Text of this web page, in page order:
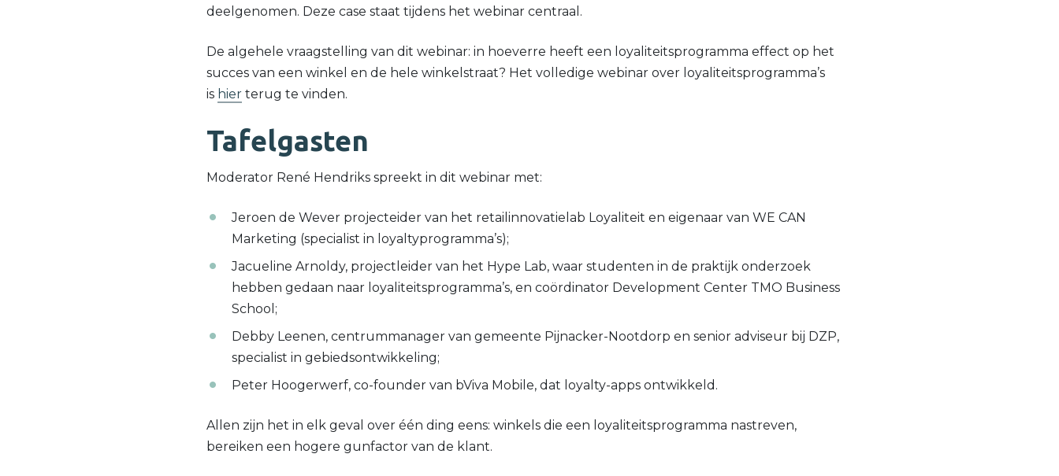
deelgenomen. Deze case staat tijdens het webinar centraal.
De algehele vraagstelling van dit webinar: in hoeverre heeft een loyaliteitsprogramma effect op het
succes van een winkel en de hele winkelstraat? Het volledige webinar over loyaliteitsprogramma’s
is hier terug te vinden.
Tafelgasten
Moderator René Hendriks spreekt in dit webinar met:
Jeroen de Wever projecteider van het retailinnovatielab Loyaliteit en eigenaar van WE CAN
Marketing (specialist in loyaltyprogramma’s);
Jacueline Arnoldy, projectleider van het Hype Lab, waar studenten in de praktijk onderzoek
hebben gedaan naar loyaliteitsprogramma’s, en coördinator Development Center TMO Business
School;
Debby Leenen, centrummanager van gemeente Pijnacker-Nootdorp en senior adviseur bij DZP,
specialist in gebiedsontwikkeling;
Peter Hoogerwerf, co-founder van bViva Mobile, dat loyalty-apps ontwikkeld.
Allen zijn het in elk geval over één ding eens: winkels die een loyaliteitsprogramma nastreven,
bereiken een hogere gunfactor van de klant.